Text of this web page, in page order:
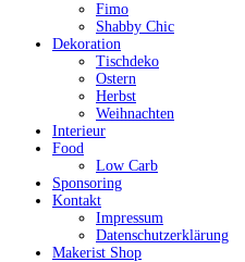
Fimo
Shabby Chic
Dekoration
Tischdeko
Ostern
Herbst
Weihnachten
Interieur
Food
Low Carb
Sponsoring
Kontakt
Impressum
Datenschutzerklärung
Makerist Shop